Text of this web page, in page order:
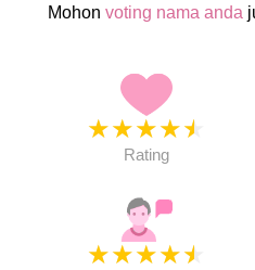
Mohon voting nama anda
★★★★★
Rating
★★★★★